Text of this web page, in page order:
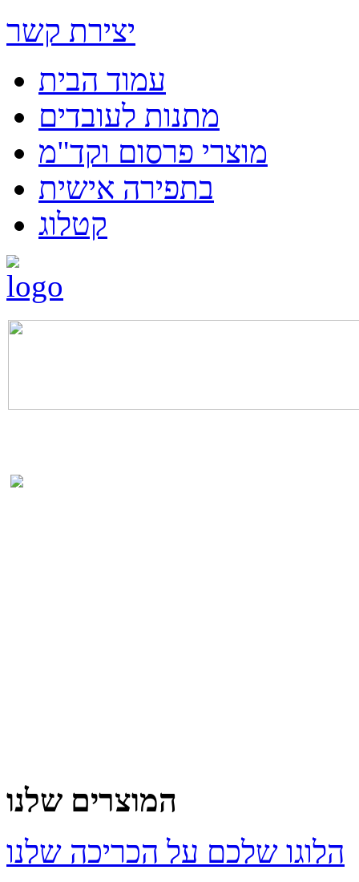
יצירת קשר
עמוד הבית
מתנות לעובדים
מוצרי פרסום וקד"מ
בתפירה אישית
קטלוג
המוצרים שלנו
הלוגו שלכם על הכריכה שלנו